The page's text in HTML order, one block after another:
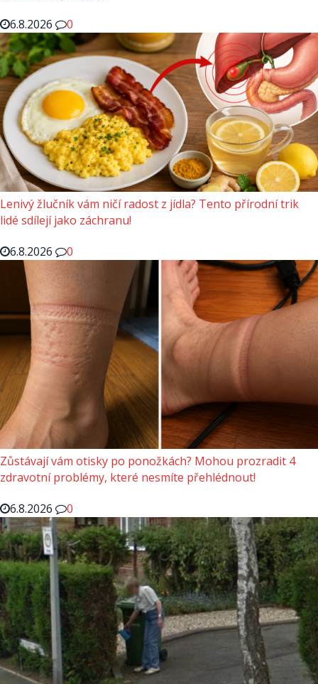
6.8.2026
0
Lenivý žlučník vám ničí radost z jídla? Tento přírodní trik
lidé sdílejí jako záchranu!
6.8.2026
0
Zůstávají vám otisky po ponožkách? Mohou prozradit 4
zdravotní problémy, které nesmíte přehlédnout!
6.8.2026
0